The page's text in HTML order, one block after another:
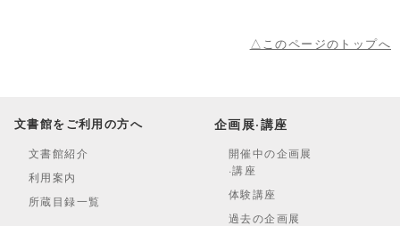
△このページのトップへ
文書館をご利用の方へ
文書館紹介
利用案内
所蔵目録一覧
企画展·講座
開催中の企画展
·講座
体験講座
過去の企画展